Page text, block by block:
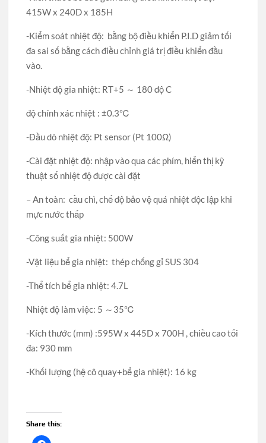
415W x 240D x 185H
-Kiểm soát nhiệt độ: bằng bộ điều khiển P.I.D giảm tối
đa sai số bằng cách điều chỉnh giá trị điều khiển đầu
vào.
-Nhiệt độ gia nhiệt: RT+5 ～ 180 độ C
độ chính xác nhiệt : ±0.3℃
-Đầu dò nhiệt độ: Pt sensor (Pt 100Ω)
-Cài đặt nhiệt độ: nhập vào qua các phím, hiển thị kỹ
thuật số nhiệt độ được cài đặt
– An toàn: cầu chì, chế độ bảo vệ quá nhiệt độc lập khi
mực nước thấp
-Công suất gia nhiệt: 500W
-Vật liệu bể gia nhiệt: thép chống gỉ SUS 304
-Thể tích bể gia nhiệt: 4.7L
Nhiệt độ làm việc: 5 ～35℃
-Kích thước (mm) :595W x 445D x 700H , chiều cao tối
đa: 930 mm
-Khối lượng (hệ cô quay+bể gia nhiệt): 16 kg
Share this: